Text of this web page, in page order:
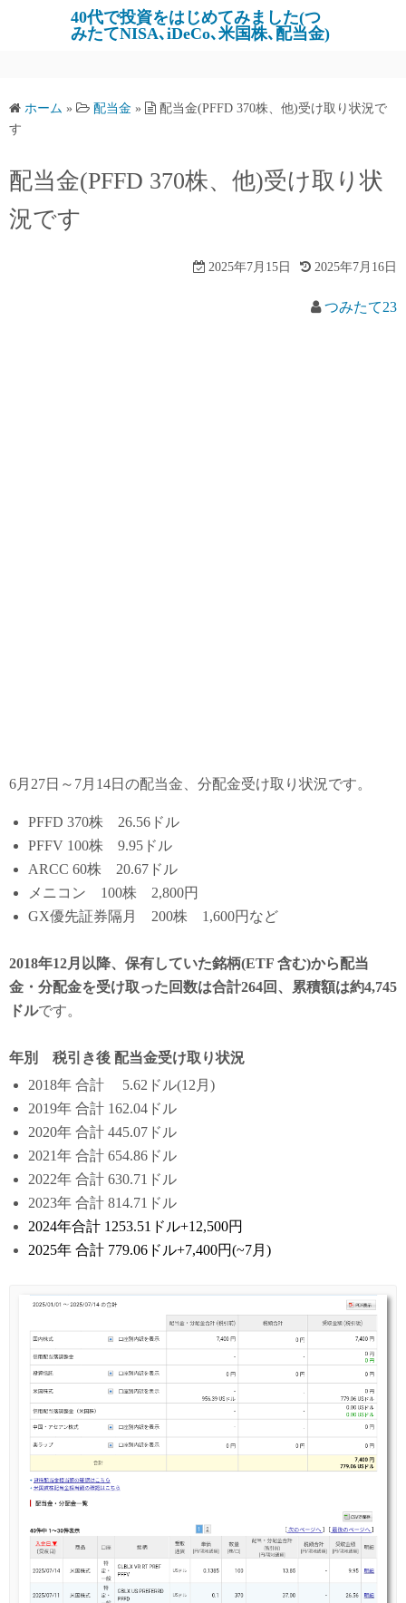
ツ
へ
キ
プ
40代で投資をはじめてみました(つ
みたてNISA､iDeCo､米国株､配当金)
ホーム » 配当金 »
配当金(PFFD 370株、他)受け取り状況で
す
配当金(PFFD 370株、他)受け取り状
況です
2025年7月15日 2025年7月16日
つみたて23
6月27日～7月14日の配当金、分配金受け取り状況です。
PFFD 370株 26.56ドル
PFFV 100株 9.95ドル
ARCC 60株 20.67ドル
メニコン 100株 2,800円
GX優先証券隔月 200株 1,600円など
2018年12月以降、保有していた銘柄(ETF 含む)から配当
金・分配金を受け取った回数は合計264回、累積額は約4,745
ドルです。
年別 税引き後 配当金受け取り状況
2018年 合計 5.62ドル(12月)
2019年 合計 162.04ドル
2020年 合計 445.07ドル
2021年 合計 654.86ドル
2022年 合計 630.71ドル
2023年 合計 814.71ドル
2024年合計 1253.51ドル+12,500円
2025年 合計 779.06ドル+7,400円(~7月)